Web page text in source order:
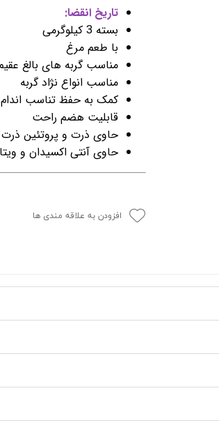
تاریخ انقضا:
بسته 3 کیلوگرمی
با طعم مرغ
مناسب گربه های بالغ عقیم شده
مناسب انواع نژاد گربه
کمک به حفظ تناسب اندام
قابلیت هضم راحت
حاوی ذرت و پروتئین ذرت
حاوی آنتی اکسیدان و
افزودن به علاقه مندی ها